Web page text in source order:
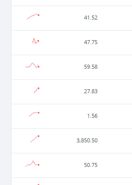
41.52
47.75
59.58
27.83
1.56
3,850.50
50.75